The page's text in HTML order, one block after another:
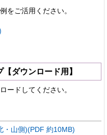
をご活用ください。
ダウンロード用】
ードしてください。
・山側)(PDF 約10MB)